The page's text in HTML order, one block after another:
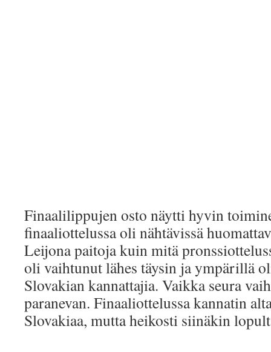
Finaalilippujen osto näytti hyvin
finaaliottelussa oli nähtävissä
Leijona paitoja kuin mitä
oli vaihtunut lähes täysin ja ympärillä
Slovakian kannattajia. Vaikka seura
paranevan. Finaaliottelussa kannatin
Slovakiaa, mutta heikosti siinäkin